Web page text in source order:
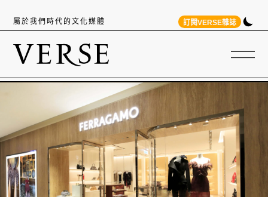
屬於我們時代的文化媒體 訂閱VERSE雜誌